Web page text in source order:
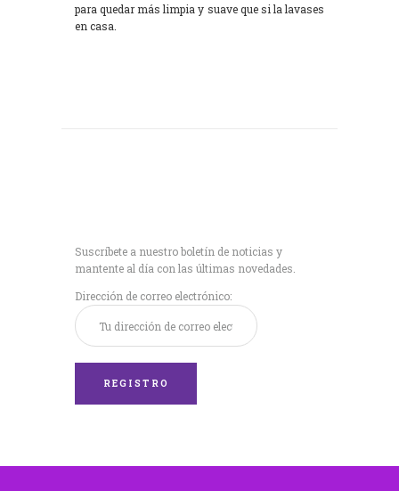
para quedar más limpia y suave que si la lavases
en casa.
Suscríbete a nuestro boletín de noticias y
mantente al día con las últimas novedades.
Dirección de correo electrónico: